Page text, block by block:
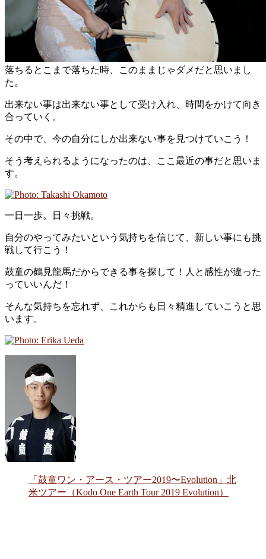
落ちるとこまで落ちた時、このままじゃダメだと思いまし
た。
出来ない事は出来ない事として受け入れ、時間をかけて向き
合っていく。
その中で、今の自分にしか出来ない事を見つけていこう！
そう考えられるようになったのは、ここ最近の事だと思いま
す。
一日一歩。日々挑戦。
自分のやってみたいという気持ちを信じて、新しい事にも挑
戦して行こう！
鼓童の鶴見龍馬だからできる事を探して！人と感性が違った
っていいんだ！
そんな気持ちを忘れず、これからも日々精進していこうと思
います。
「鼓童ワン・アース・ツアー2019〜Evolution」北
米ツアー（Kodo One Earth Tour 2019 Evolution）